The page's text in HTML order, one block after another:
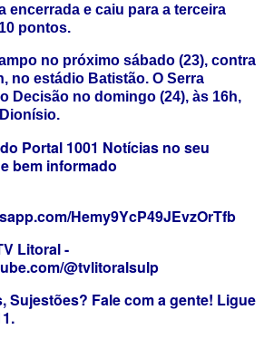
encerrada e caiu para a terceira
pontos.
no próximo sábado (23), contra
no estádio Batistão. O Serra
Decisão no domingo (24), às 16h,
Portal 1001 Notícias no seu
bem informado
Hemy9YcP49JEvzOrTfb
Litoral -
@tvlitoralsulp
Sujestões? Fale com a gente! Ligue